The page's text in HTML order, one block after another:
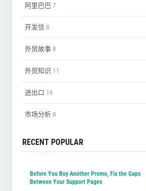
阿里巴巴 7
开发信 8
外贸故事 8
外贸知识 11
进出口 16
市场分析 8
RECENT POPULAR
Before You Buy Another Promo, Fix the Gaps
Between Your Support Pages